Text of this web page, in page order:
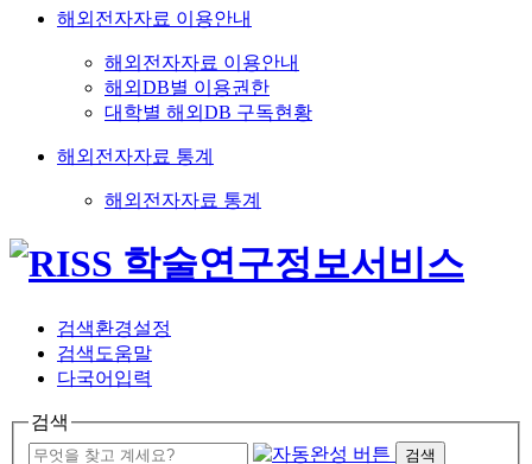
해외전자자료 이용안내
해외전자자료 이용안내
해외DB별 이용권한
대학별 해외DB 구독현황
해외전자자료 통계
해외전자자료 통계
검색환경설정
검색도움말
다국어입력
검색
검색